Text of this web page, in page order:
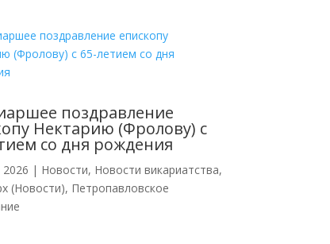
поздравление
Нектарию (Фролову) с
со дня рождения
| Новости, Новости викариатства,
(Новости), Петропавловское